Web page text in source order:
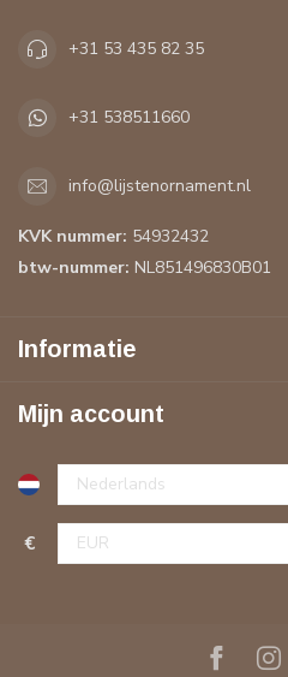
+31 53 435 82 35
+31 538511660
info@lijstenornament.nl
KVK nummer: 54932432
btw-nummer: NL851496830B01
Informatie
Mijn account
€